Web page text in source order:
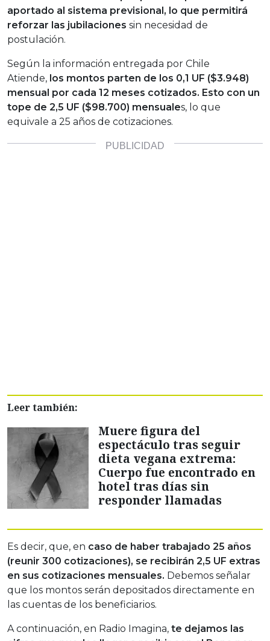
aportado al sistema previsional, lo que permitirá
reforzar las jubilaciones sin necesidad de
postulación.
Según la información entregada por Chile
Atiende, los montos parten de los 0,1 UF ($3.948)
mensual por cada 12 meses cotizados. Esto con un
tope de 2,5 UF ($98.700) mensuales, lo que
equivale a 25 años de cotizaciones.
Leer también:
Muere figura del
espectáculo tras seguir
dieta vegana extrema:
Cuerpo fue encontrado en
hotel tras días sin
responder llamadas
Es decir, que, en caso de haber trabajado 25 años
(reunir 300 cotizaciones), se recibirán 2,5 UF extras
en sus cotizaciones mensuales. Debemos señalar
que los montos serán depositados directamente en
las cuentas de los beneficiarios.
A continuación, en Radio Imagina, te dejamos las